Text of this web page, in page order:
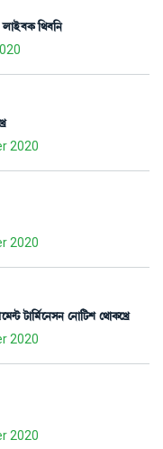
ºàÒü¤A¡ [=¤[>
2020
2020
i¡à[³¢ì>Î> ë>à[i¡Å ë=àA¡ìJø
2020
2020